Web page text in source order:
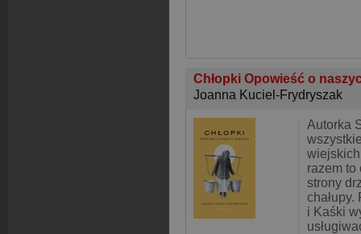
Chłopki Opowieść o
Joanna Kuciel-Frydryszak
Autorka
razem to
strony
chałupy.
i Kaśki